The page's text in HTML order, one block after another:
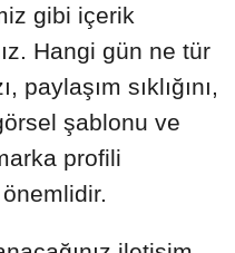
gibi içerik
Hangi gün ne tür
paylaşım sıklığını,
şablonu ve
profili